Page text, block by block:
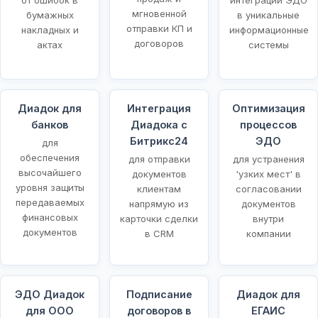
бумажных
накладных и
актах
мгновенной
отправки КП и
договоров
в уникальные
информационные
системы
Диадок для
банков
для
обеспечения
высочайшего
уровня защиты
передаваемых
финансовых
документов
Интеграция
Диадока с
Битрикс24
для отправки
документов
клиентам
напрямую из
карточки сделки
в CRM
Оптимизация
процессов
ЭДО
для устранения
'узких мест' в
согласовании
документов
внутри
компании
ЭДО Диадок
для ООО
Подписание
договоров в
Диадок для
ЕГАИС